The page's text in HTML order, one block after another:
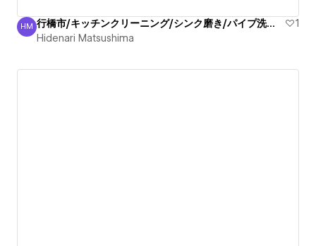
Hidenari Matsushima
HM 行橋市/キッチンクリーニング/シンク磨き/パイプ洗浄/信頼
1
Hidenari Matsushima